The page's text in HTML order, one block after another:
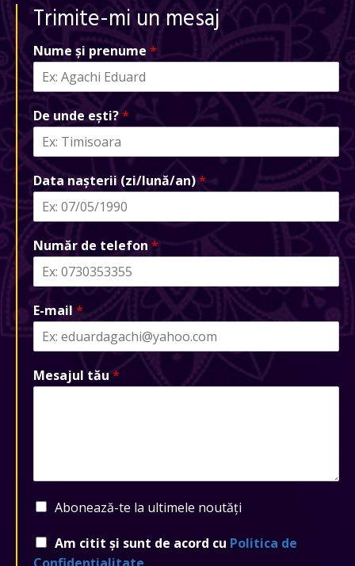
Trimite-mi un mesaj
Nume și prenume *
De unde ești?*
Data nașterii (zi/lună/an)*
Număr de telefon *
E-mail *
Mesajul tău*
Abonează-te la ultimele noutăți
Am citit și sunt de acord cu Politica de